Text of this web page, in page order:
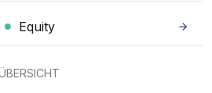
Equity